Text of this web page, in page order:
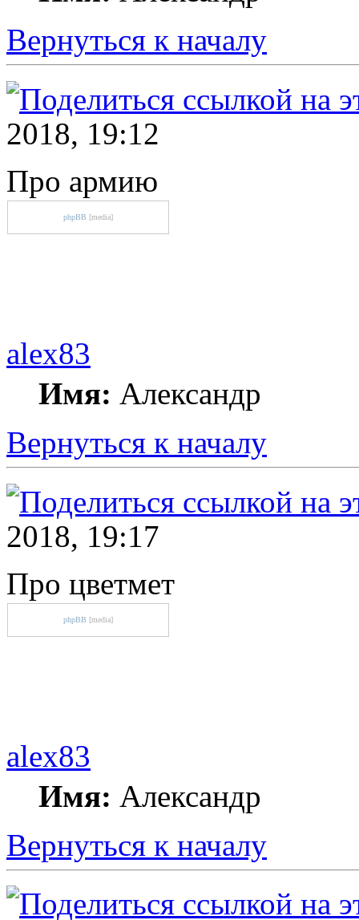
Вернуться к началу
2018, 19:12
Про армию
phpBB [media]
alex83
Имя: Александр
Вернуться к началу
2018, 19:17
Про цветмет
phpBB [media]
alex83
Имя: Александр
Вернуться к началу